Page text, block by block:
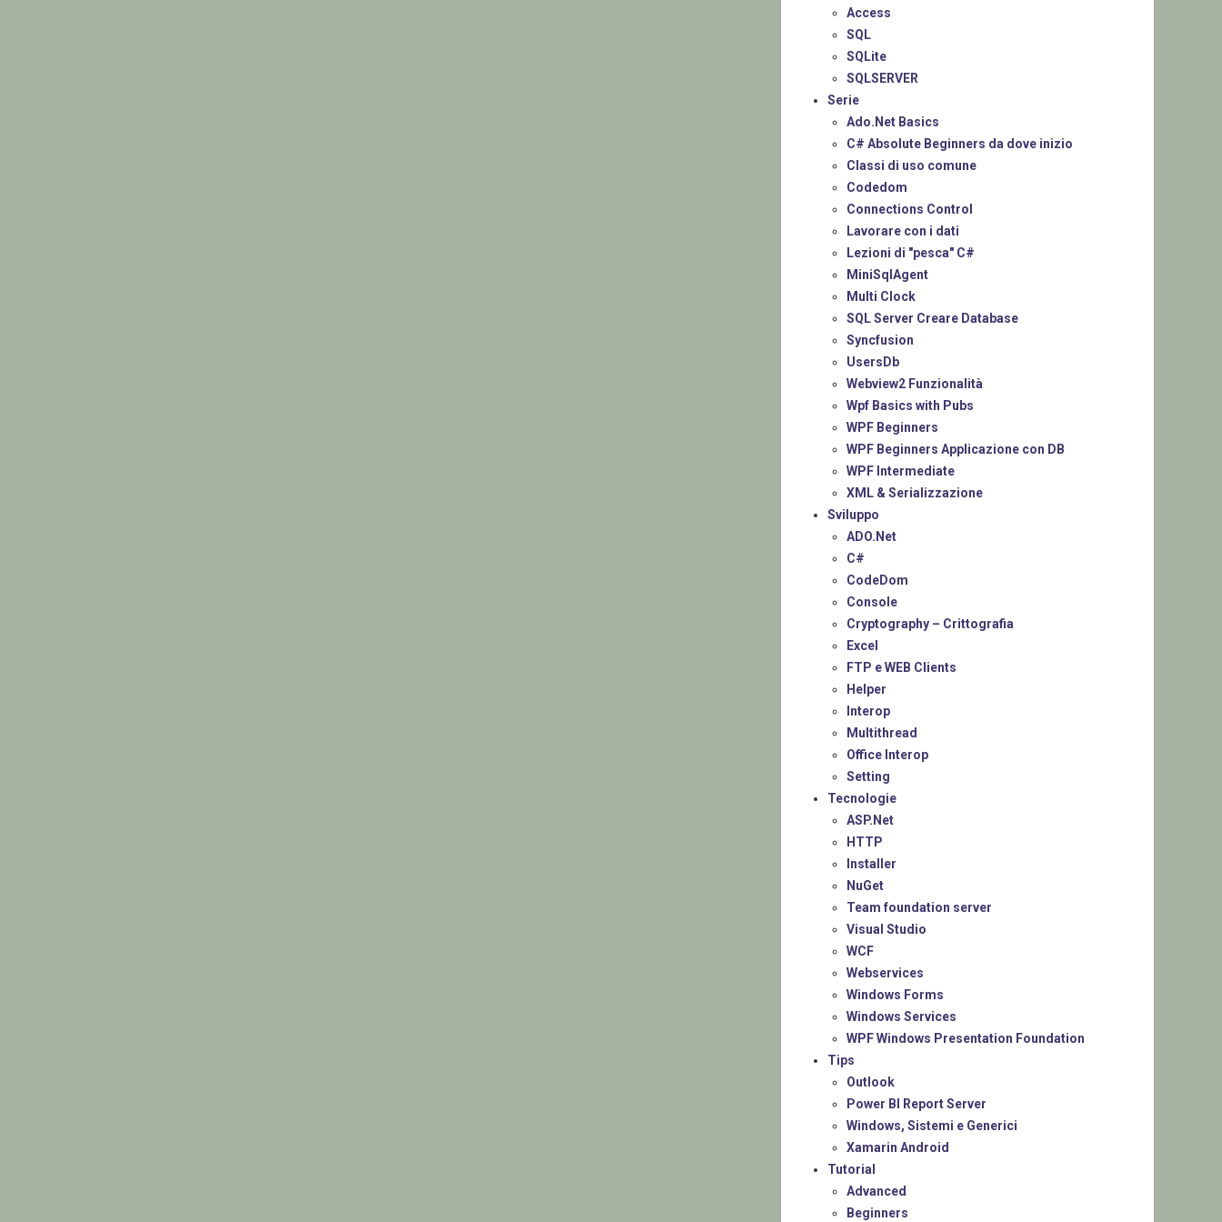
Access
SQL
SQLite
SQLSERVER
Serie
Ado.Net Basics
C# Absolute Beginners da dove inizio
Classi di uso comune
Codedom
Connections Control
Lavorare con i dati
Lezioni di "pesca" C#
MiniSqlAgent
Multi Clock
SQL Server Creare Database
Syncfusion
UsersDb
Webview2 Funzionalità
Wpf Basics with Pubs
WPF Beginners
WPF Beginners Applicazione con DB
WPF Intermediate
XML & Serializzazione
Sviluppo
ADO.Net
C#
CodeDom
Console
Cryptography – Crittografia
Excel
FTP e WEB Clients
Helper
Interop
Multithread
Office Interop
Setting
Tecnologie
ASP.Net
HTTP
Installer
NuGet
Team foundation server
Visual Studio
WCF
Webservices
Windows Forms
Windows Services
WPF Windows Presentation Foundation
Tips
Outlook
Power BI Report Server
Windows, Sistemi e Generici
Xamarin Android
Tutorial
Advanced
Beginners